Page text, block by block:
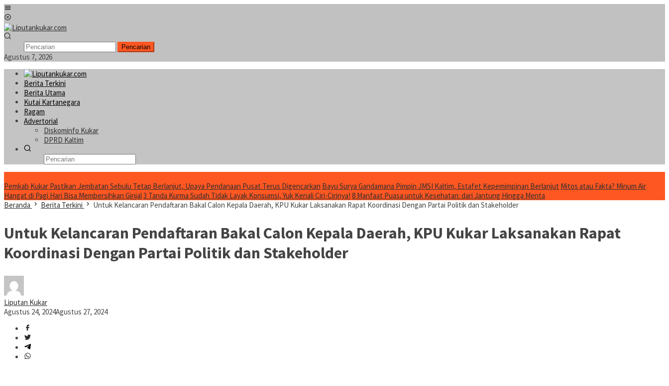
Loncat
ke
konten
Pencarian
Agustus 7, 2026
Berita Terkini
Berita Utama
Kutai Kartanegara
Ragam
Advertorial
Diskominfo Kukar
DPRD Kaltim
Pemkab Kukar Pastikan Jembatan Sebulu Tetap Berlanjut, Upaya Pendanaan Pusat Terus Digencarkan Bayu Surya Gandamana Pimpin JMSI Kaltim, Estafet Kepemimpinan Berlanjut Mitos atau Fakta? Minum Air
Hangat di Pagi Hari Bisa Membersihkan Ginjal3 Tanda Kurma Sudah Tidak Layak Konsumsi, Yuk Kenali Ciri-Cirinya! 8 Manfaat Puasa untuk Kesehatan: dari Jantung Hingga Menta
Beranda
Berita Terkini Untuk Kelancaran Pendaftaran Bakal Calon Kepala Daerah, KPU Kukar Laksanakan Rapat Koordinasi Dengan Partai Politik dan Stakeholder
Untuk Kelancaran Pendaftaran Bakal Calon Kepala Daerah, KPU Kukar Laksanakan Rapat
Koordinasi Dengan Partai Politik dan Stakeholder
Liputan Kukar
Agustus 24, 2024Agustus 27, 2024